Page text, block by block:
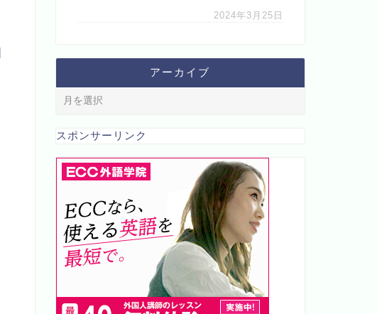
2024年3月25日
アーカイブ
スポンサーリンク